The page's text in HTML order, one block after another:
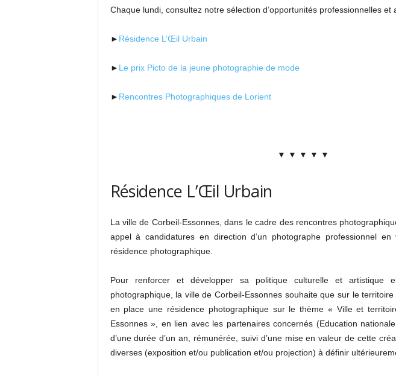
Chaque lundi, consultez notre sélection d’opportunités professionnelles et
► Résidence L’Œil Urbain
► Le prix Picto de la jeune photographie de mode
► Rencontres Photographiques de Lorient
▼ ▼ ▼ ▼ ▼
Résidence L’Œil Urbain
La ville de Corbeil-Essonnes, dans le cadre des rencontres
appel à candidatures en direction d’un photographe professionnel en
résidence photographique.
Pour renforcer et développer sa politique culturelle et artistique
photographique, la ville de Corbeil-Essonnes souhaite que sur le
en place une résidence photographique sur le thème « Ville et
Essonnes », en lien avec les partenaires concernés (Education
d’une durée d’un an, rémunérée, suivi d’une mise en valeur de cette
diverses (exposition et/ou publication et/ou projection) à définir